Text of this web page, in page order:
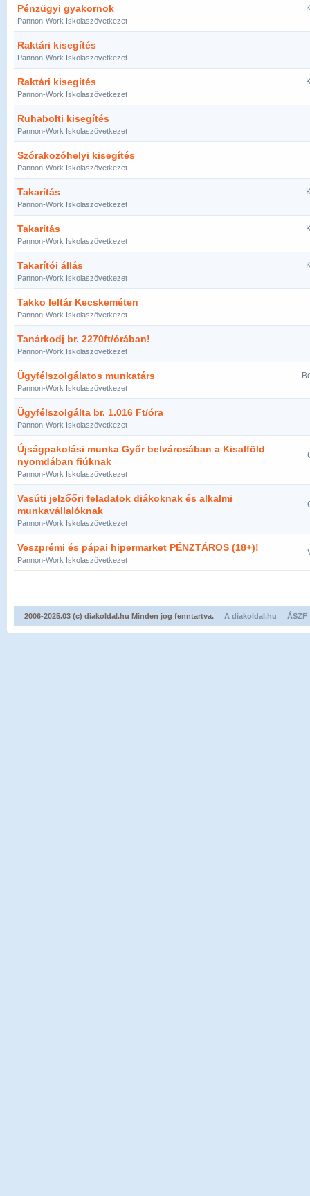
Pénzügyi gyakornok
Pannon-Work Iskolaszövetkezet
Raktári kisegítés
Pannon-Work Iskolaszövetkezet
Raktári kisegítés
Pannon-Work Iskolaszövetkezet
Ruhabolti kisegítés
Pannon-Work Iskolaszövetkezet
Szórakozóhelyi kisegítés
Pannon-Work Iskolaszövetkezet
Takarítás
Pannon-Work Iskolaszövetkezet
Takarítás
Pannon-Work Iskolaszövetkezet
Takarítói állás
Pannon-Work Iskolaszövetkezet
Takko leltár Kecskeméten
Pannon-Work Iskolaszövetkezet
Tanárkodj br. 2270ft/órában!
Pannon-Work Iskolaszövetkezet
Ügyfélszolgálatos munkatárs
Pannon-Work Iskolaszövetkezet
Ügyfélszolgálta br. 1.016 Ft/óra
Pannon-Work Iskolaszövetkezet
Újságpakolási munka Győr belvárosában a Kisalföld
nyomdában fiúknak
Pannon-Work Iskolaszövetkezet
Vasúti jelzőőri feladatok diákoknak és alkalmi
munkavállalóknak
Pannon-Work Iskolaszövetkezet
Veszprémi és pápai hipermarket PÉNZTÁROS (18+)!
Pannon-Work Iskolaszövetkezet
2006-2025.03 (c) diakoldal.hu Minden jog fenntartva. A diakoldal.hu ÁSZF